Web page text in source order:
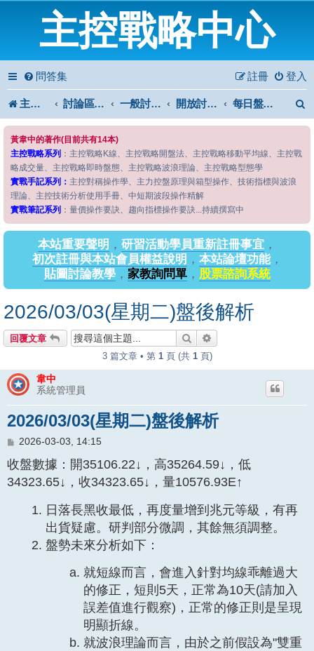
主控戰略中心
問答集 登入
註冊
主控戰略中心 討論區首頁 一般討論區 開放討論區 每日盤後解析
黃韋中的著作(目前共有14本)
主控戰略系列 ：主控戰略K線、主控戰略開盤法、主控戰略移動平均線、主控戰
略成交量、主控戰略即時盤態、主控戰略波浪理論、主控戰略型態學
實戰手記系列： 主控對稱操作學、主力控盤原理與箱型操作、技術指標與波浪
理論、主控技術分析使用手冊、中短期波段操作精解
實戰筆記系列 ：量價操作要訣、趨向指標操作要訣...持續撰寫中
本站重要聲明 ， 研習活動學員重新註冊事宜 ，
初次註冊與本站會員權益說明 ， 本站論壇功能，
貼圖討論教學， 家教詢問單， 股票諮詢系統
2026/03/03(星期二)盤後解析
回覆文章 搜尋
3 篇文章 • 第 1頁 (共 1頁)
韋中
系統管理員
2026/03/03(星期二)盤後解析
文
2026-03-03, 14:15
收盤數據：開35106.22↓，高35264.59↓，低
34323.65↓，收34323.65↓，量10576.93E↑
日落長黑收最低，再度量增到兆元等級，有再
出貨疑慮。研判部分微調，其餘無須調整。
盤勢未來分析如下：
就短線而言，會進入針對均線乖離過大
的修正，短則5天，正常為10天(請加入
誤差值進行觀察)，正常的修正則是呈現
明顯折線。
就波浪理論而言，由於之前假設為"雙重